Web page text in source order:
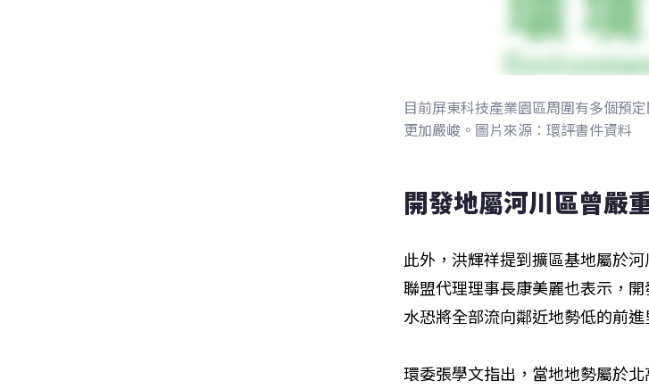
目前屏東科技產業園區周圍有多個預
更加嚴峻。圖片來源：環評書件資料
開發地屬河川區曾嚴
此外，洪輝祥提到擴區基地屬於
聯盟代理理事長康美麗也表示，
水恐將全部流向鄰近地勢低的前進
環委張學文指出，當地地勢屬於